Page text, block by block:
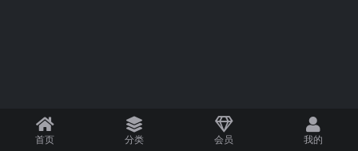
首页 分类 会员 我的